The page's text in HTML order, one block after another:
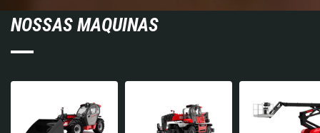
NOSSAS MAQUINAS